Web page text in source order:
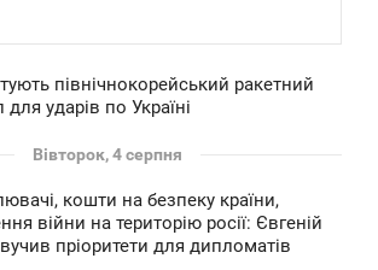
північнокорейський ракетний
для ударів по Україні
Вівторок, 4 серпня
кошти на безпеку країни,
війни на територію росії: Євгеній
пріоритети для дипломатів